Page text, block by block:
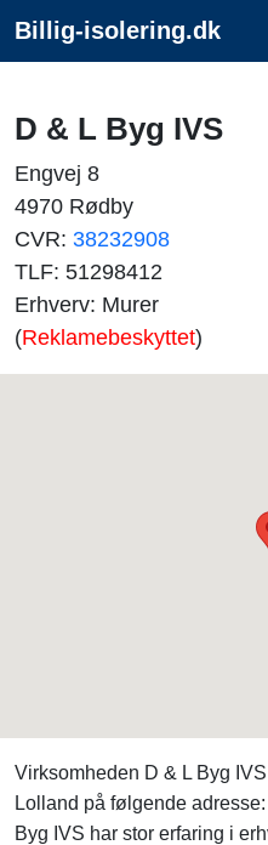
Billig-isolering.dk
D & L Byg IVS
Engvej 8
4970 Rødby
CVR: 38232908
TLF: 51298412
Erhverv: Murer
(Reklamebeskyttet)
Virksomheden D & L Byg
Lolland på følgende
Byg IVS har stor erfaring i